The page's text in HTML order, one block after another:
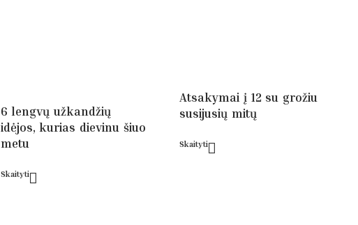
6 lengvų užkandžių
idėjos, kurias dievinu šiuo
metu
Skaityti
Atsakymai į 12 su grožiu
susijusių mitų
Skaityti